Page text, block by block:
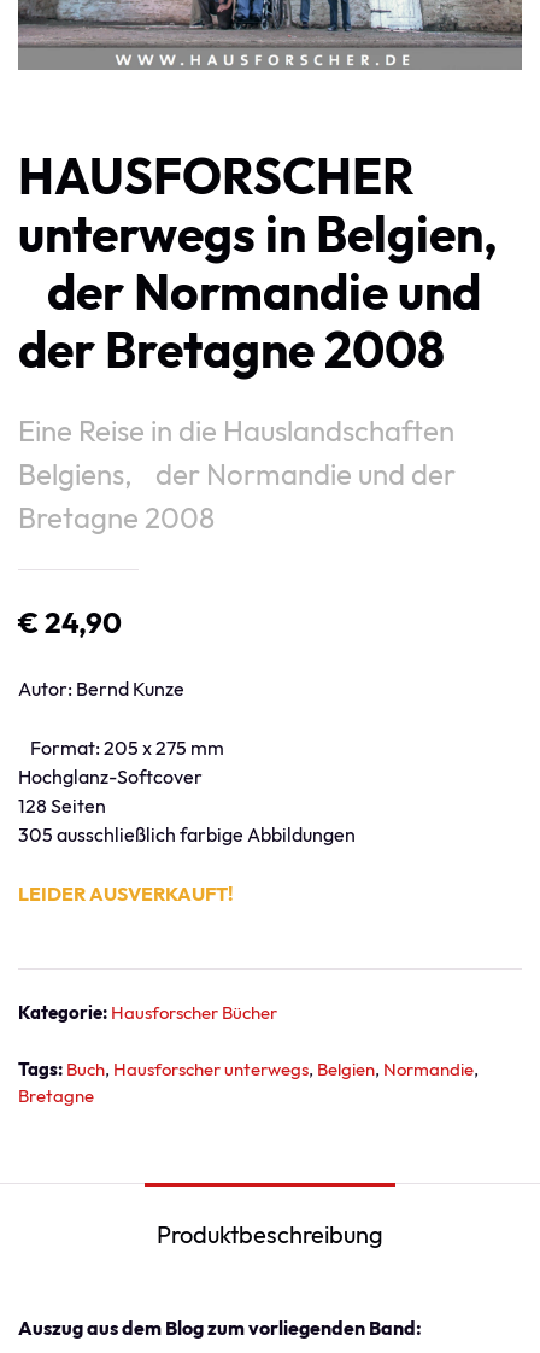
HAUSFORSCHER
unterwegs in Belgien,
der Normandie und
der Bretagne 2008
Eine Reise in die Hauslandschaften
Belgiens, der Normandie und der
Bretagne 2008
€ 24,90
Autor: Bernd Kunze
Format: 205 x 275 mm
Hochglanz-Softcover
128 Seiten
305 ausschließlich farbige Abbildungen
LEIDER AUSVERKAUFT!
Kategorie: Hausforscher Bücher
Tags: Buch Hausforscher unterwegs Belgien Normandie
Bretagne
Produktbeschreibung
Auszug aus dem Blog zum vorliegenden Band: